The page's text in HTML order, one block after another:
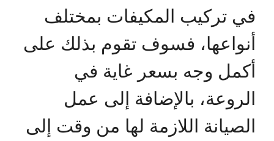
في تركيب المكيفات بمختلف
أنواعها، فسوف تقوم بذلك على
أكمل وجه بسعر غاية في
الروعة، بالإضافة إلى عمل
الصيانة اللازمة لها من وقت إلى